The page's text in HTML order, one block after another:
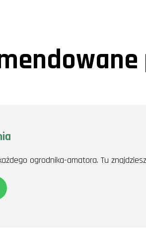
ogrodnika-amatora. Tu